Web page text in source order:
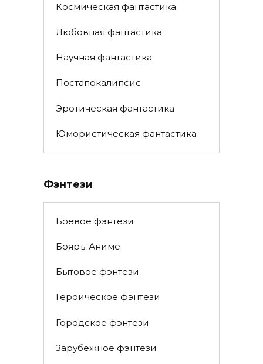
Космическая фантастика
Любовная фантастика
Научная фантастика
Постапокалипсис
Эротическая фантастика
Юмористическая фантастика
Фэнтези
Боевое фэнтези
Бояръ-Аниме
Бытовое фэнтези
Героическое фэнтези
Городское фэнтези
Зарубежное фэнтези